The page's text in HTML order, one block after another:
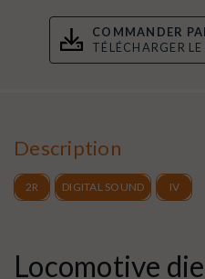
COMMANDER
TÉLÉCHARGER
Description
2R DIGITAL SOUND IV
Locomotive